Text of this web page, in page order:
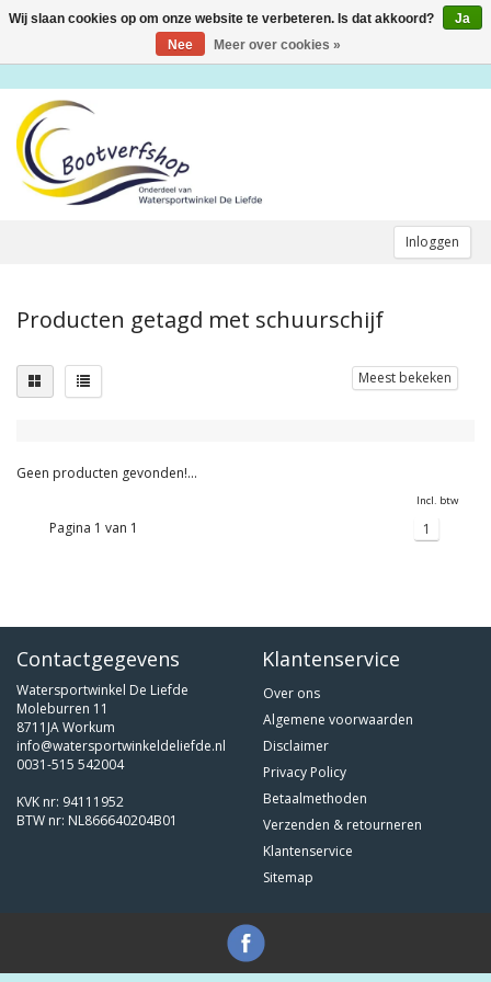
Inloggen
Toggle
Producten getagd met schuurschijf
Meest bekeken
Geen producten gevonden!...
Incl. btw
Pagina 1 van 1 1
Contactgegevens
Watersportwinkel De Liefde
Moleburren 11
8711JA Workum
info@watersportwinkeldeliefde.nl
0031-515 542004
KVK nr: 94111952
BTW nr: NL866640204B01
Klantenservice
Over ons
Algemene voorwaarden
Disclaimer
Privacy Policy
Betaalmethoden
Verzenden & retourneren
Klantenservice
Sitemap
Wij slaan cookies op om onze website te verbeteren. Is dat akkoord?
Ja
Nee
Meer over cookies »